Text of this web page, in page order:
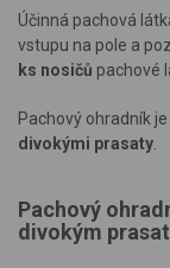
Účinná pachová
vstupu na pole a
ks nosičů pachové
Pachový ohradník
divokými prasaty
Pachový
divokým